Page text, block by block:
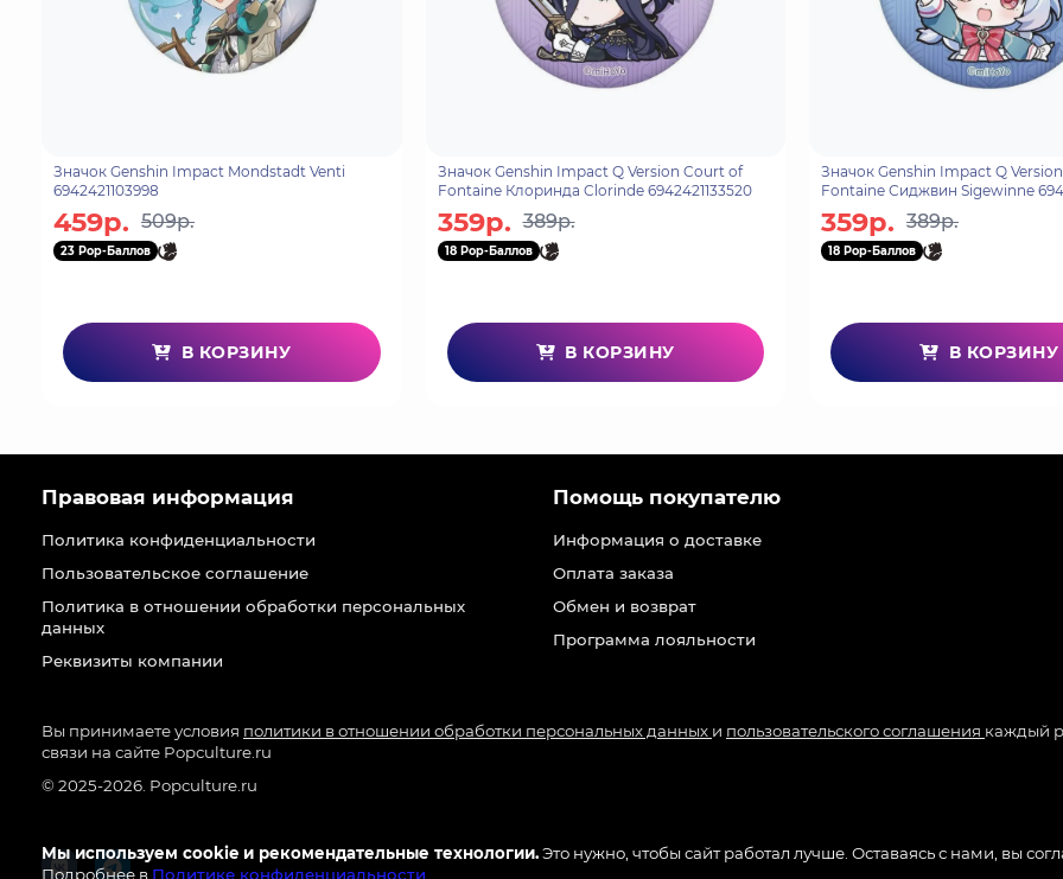
Значок Genshin Impact Mondstadt Venti
6942421103998
459р. 509р.
23 Pop-Баллов
В КОРЗИНУ
Значок Genshin Impact Q Version Court of
Fontaine Клоринда Clorinde 6942421133520
359р. 389р.
18 Pop-Баллов
В КОРЗИНУ
Значок Genshin Impact Q
Fontaine Сиджвин Sigewinne
359р. 389р.
18 Pop-Баллов
В КОРЗИНУ
Мы используем cookie и рекомендательные технологии.Это нужно, чтобы сайт работал лучше. Оставаясь с нами, вы
Подробнее в Политике конфиденциальности
Правовая информация
Политика конфиденциальности
Пользовательское соглашение
Политика в отношении обработки персональных
данных
Реквизиты компании
Помощь покупателю
Информация о доставке
Оплата заказа
Обмен и возврат
Программа лояльности
Вы принимаете условия политики в отношении обработки персональных данных и пользовательского соглашения каждый
связи на сайте Popculture.ru
© 2025-2026. Popculture.ru